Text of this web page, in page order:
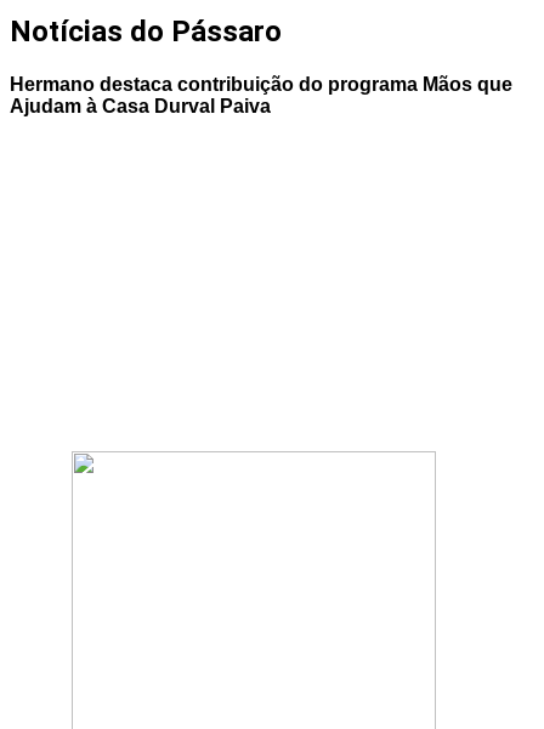
Notícias do Pássaro
Hermano destaca contribuição do programa Mãos que
Ajudam à Casa Durval Paiva